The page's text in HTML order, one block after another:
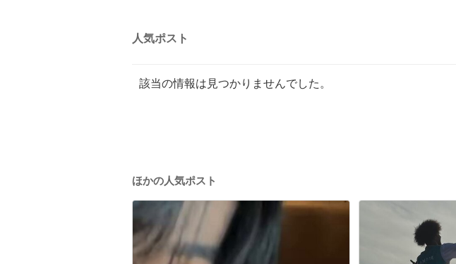
人気ポスト
該当の情報は見つかりませんでした。
ほかの人気ポスト